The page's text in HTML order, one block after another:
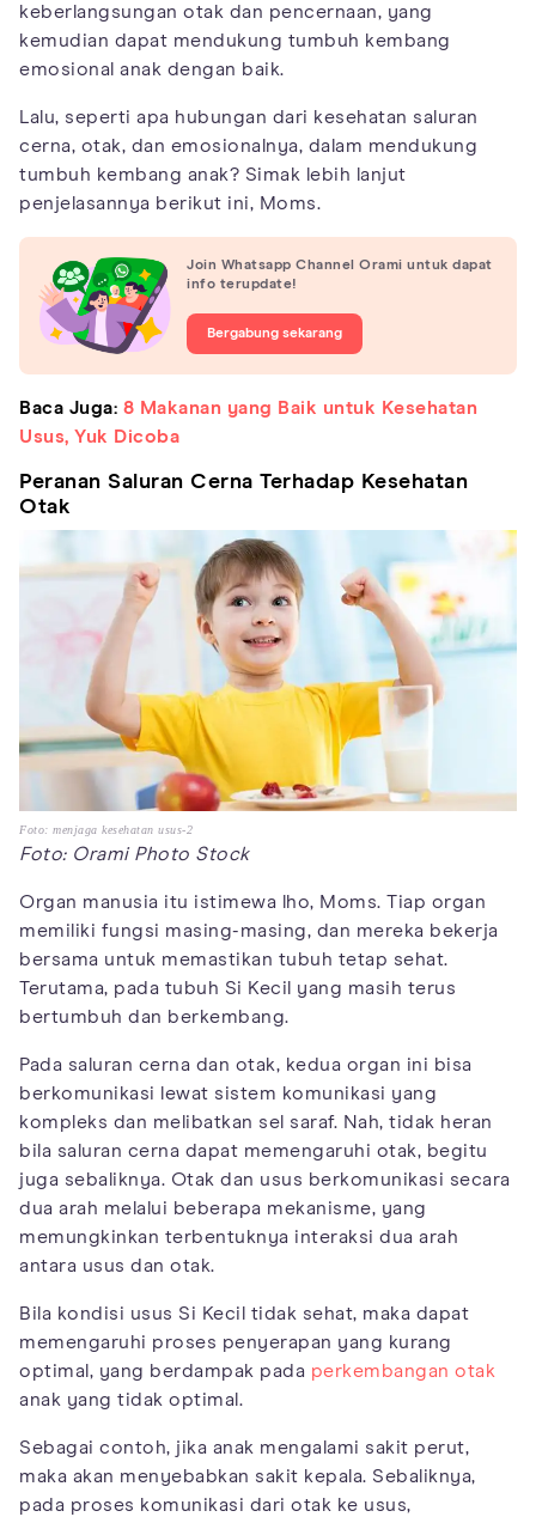
keberlangsungan otak dan pencernaan, yang
kemudian dapat mendukung tumbuh kembang
emosional anak dengan baik.
Lalu, seperti apa hubungan dari kesehatan saluran
cerna, otak, dan emosionalnya, dalam mendukung
tumbuh kembang anak? Simak lebih lanjut
penjelasannya berikut ini, Moms.
Join Whatsapp Channel Orami untuk dapat
info terupdate!
Bergabung sekarang
Baca Juga: 8 Makanan yang Baik untuk Kesehatan
Usus, Yuk Dicoba
Peranan Saluran Cerna Terhadap Kesehatan
Otak
Foto: menjaga kesehatan usus-2
Foto: Orami Photo Stock
Organ manusia itu istimewa lho, Moms. Tiap organ
memiliki fungsi masing-masing, dan mereka bekerja
bersama untuk memastikan tubuh tetap sehat.
Terutama, pada tubuh Si Kecil yang masih terus
bertumbuh dan berkembang.
Pada saluran cerna dan otak, kedua organ ini bisa
berkomunikasi lewat sistem komunikasi yang
kompleks dan melibatkan sel saraf. Nah, tidak heran
bila saluran cerna dapat memengaruhi otak, begitu
juga sebaliknya. Otak dan usus berkomunikasi secara
dua arah melalui beberapa mekanisme, yang
memungkinkan terbentuknya interaksi dua arah
antara usus dan otak.
Bila kondisi usus Si Kecil tidak sehat, maka dapat
memengaruhi proses penyerapan yang kurang
optimal, yang berdampak pada perkembangan otak
anak yang tidak optimal.
Sebagai contoh, jika anak mengalami sakit perut,
maka akan menyebabkan sakit kepala. Sebaliknya,
pada proses komunikasi dari otak ke usus,